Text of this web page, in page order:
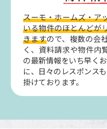
スーモ・ホームズ・ア
いる物件のほとんどが
きますので、複数の会
く、資料請求や物件内
の最新情報をいち早く
に、日々のレスポンス
掛けております。